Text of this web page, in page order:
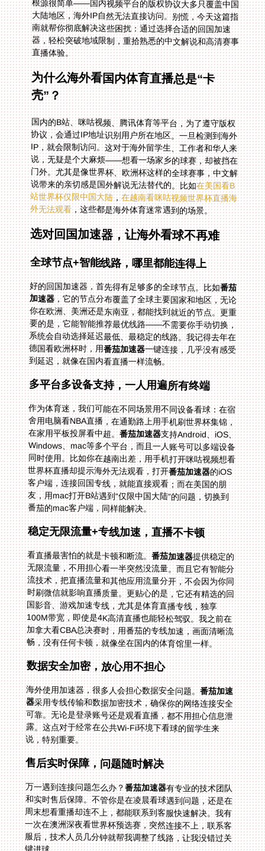
直播体验。
为什么海外看国内体育直播总是“卡
壳”？
国内的B站、咪咕视频、腾讯体育等平台，为了遵守版权
协议，会通过IP地址识别用户所在地区。一旦检测到海外
IP，就会限制访问。这对于海外留学生、工作者和华人来
说，无疑是个大麻烦——想看一场家乡的球赛，却被挡在
门外。尤其是像世界杯、欧洲杯这样的全球赛事，中文解
说带来的亲切感是国外解说无法替代的。比如在美国看B
站世界杯仅限中国大陆，在越南看咪咕视频世界杯直播海
外无法观看，这些都是海外体育迷常遇到的场景。
选对回国加速器，让海外看球不再难
全球节点+智能线路，哪里都能连得上
好的回国加速器，首先得有足够多的全球节点。比如番茄
加速器，它的节点分布覆盖了全球主要国家和地区，无论
你在欧洲、美洲还是东南亚，都能找到就近的节点。更重
要的是，它能智能推荐最优线路——不需要你手动切换，
系统会自动选择延迟最低、最稳定的线路。我记得去年在
德国看欧洲杯时，用番茄加速器一键连接，几乎没有感受
到延迟，就像在国内看直播一样流畅。
多平台多设备支持，一人用遍所有终端
作为体育迷，我们可能在不同场景用不同设备看球：在宿
舍用电脑看NBA直播，在通勤路上用手机刷世界杯集锦，
在家用平板投屏看中超。番茄加速器支持Android、iOS、
Windows、mac等多个平台，而且一人账号可以多端设备
同时使用。比如你在越南出差，用手机打开咪咕视频想看
世界杯直播却提示海外无法观看，打开番茄加速器的iOS
客户端，连接回国专线，就能直接观看；而在美国的朋
友，用mac打开B站遇到“仅限中国大陆”的问题，切换到
番茄的mac客户端，同样能解决。
稳定无限流量+专线加速，直播不卡顿
看直播最害怕的就是卡顿和断流。番茄加速器提供稳定的
无限流量，不用担心看一半突然没流量。而且它有智能分
流技术，把直播流量和其他应用流量分开，不会因为你同
时刷微信就影响直播质量。更贴心的是，它还有精选的回
国影音、游戏加速专线，尤其是体育直播专线，独享
100M带宽，即使是4K高清直播也能轻松驾驭。我之前在
加拿大看CBA总决赛时，用番茄的专线加速，画面清晰流
畅，没有任何卡顿，就像坐在国内的体育馆里一样。
数据安全加密，放心用不担心
海外使用加速器，很多人会担心数据安全问题。番茄加速
器采用专线传输和数据加密技术，确保你的网络连接安全
可靠。无论是登录账号还是观看直播，都不用担心信息泄
露。这点对于经常在公共Wi-Fi环境下看球的留学生来
说，特别重要。
售后实时保障，问题随时解决
万一遇到连接问题怎么办？番茄加速器有专业的技术团队
和实时售后保障。不管你是在凌晨看球遇到问题，还是在
周末想看重播却连不上，都能联系到客服快速解决。我有
一次在澳洲深夜看世界杯预选赛，突然连接不上，联系客
服后，技术人员几分钟就帮我调整了线路，让我没错过关
键进球。